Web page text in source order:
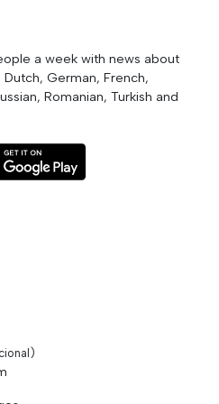
a week with news about
German, French,
Romanian, Turkish and